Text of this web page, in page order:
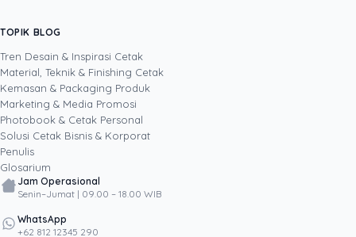
proses bisnis, ia menulis dari pengalaman
nyata di lapangan tentang bagaimana materi
cetak membantu bisnis menutup lebih banyak
transaksi dan bertumbuh secara berkelanjutan.
Popular
TOPIK BLOG
Tren Desain & Inspirasi Cetak
Material, Teknik & Finishing Cetak
Kemasan & Packaging Produk
Marketing & Media Promosi
Photobook & Cetak Personal
Solusi Cetak Bisnis & Korporat
Penulis
Glosarium
Jam Operasional
Senin–Jumat | 09.00 – 18.00 WIB
WhatsApp
+62 812 12345 290